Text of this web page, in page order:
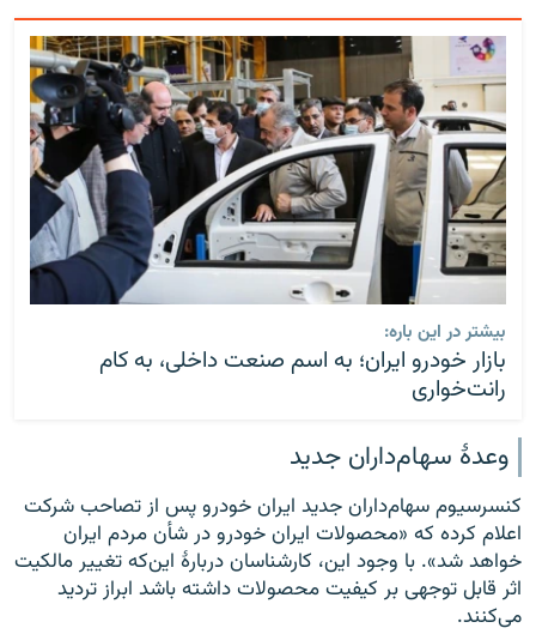
بیشتر در این باره:
بازار خودرو ایران؛ به اسم صنعت داخلی، به کام
رانت‌خواری
وعدهٔ سهام‌داران جدید
کنسرسیوم سهام‌داران جدید ایران خودرو پس از تصاحب شرکت
اعلام کرده که «محصولات ایران خودرو در شأن مردم ایران
خواهد شد». با وجود این، کارشناسان دربارهٔ این‌که تغییر مالکیت
اثر قابل توجهی بر کیفیت محصولات داشته باشد ابراز تردید
می‌کنند.